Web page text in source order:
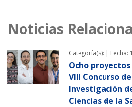
Noticias
Categoría(s): | Fecha:
Ocho
VIII Concurso
Investigación
Ciencias de la